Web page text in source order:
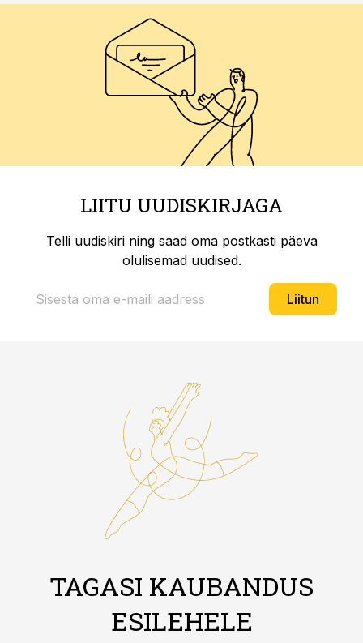
LIITU UUDISKIRJAGA
Telli uudiskiri ning saad oma postkasti päeva
olulisemad uudised.
Liitun
TAGASI KAUBANDUS
ESILEHELE